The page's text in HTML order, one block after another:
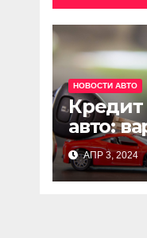
НОВОСТИ АВТО
Кредит
авто:
АПР 3, 2024